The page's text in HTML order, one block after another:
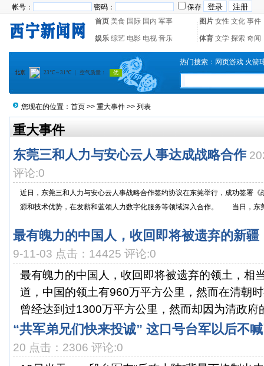
帐号： 密码：
保存
首页 美食 国际 国内 军事 图片 女性 文化 事件
娱乐 综艺 电影 电视 音乐 体育 文学 探索 奇闻
热门搜索： 网页游戏 火箭
您现在的位置： 首页 >> 重大事件 >> 列表
重大事件
东莞三和人力与安心云人事达成战略合作
评论:0
近日，东莞三和人力与安心云人事战略合作签约协议在东莞举行，成功签署
源和技术优势，在发薪和蓝领人力数字化服务等领域深入合作。 当日，东
最有魄力的中国人，收回即将被遗弃的新疆
9-11-03 点击：14425 评论:0
最有魄力的中国人，收回即将被遗弃的领土，相
道，中国的领土有960万平方公里，然而在清朝
曾经达到过1300万平方公里，然而却因为清政府
“共军弟兄们快来投诚” 这口号台军以后不
20 点击：2306 评论:0